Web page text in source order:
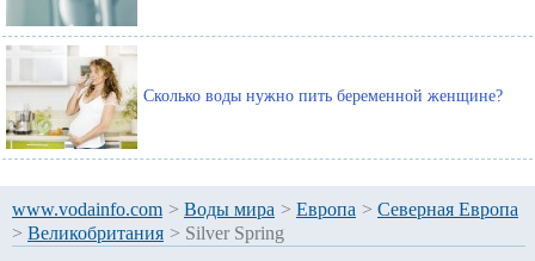
Сколько воды нужно пить беременной женщине?
www.vodainfo.com > Воды мира > Европа > Северная Европа
> Великобритания > Silver Spring